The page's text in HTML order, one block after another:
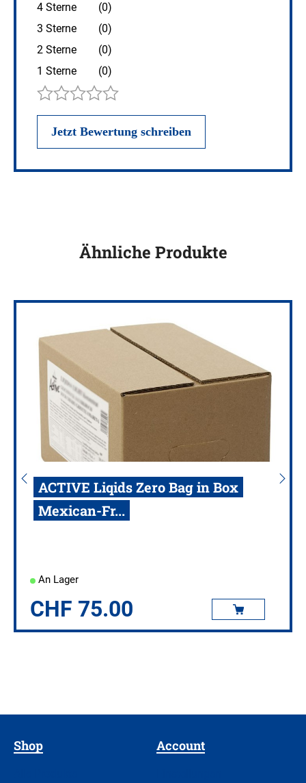
4 Sterne
(0)
3 Sterne
(0)
2 Sterne
(0)
1 Sterne
(0)
Ähnliche Produkte
ACTIVE Liqids Zero Bag in Box
Mexican-Fr...
An Lager
CHF 75.00
Shop Account